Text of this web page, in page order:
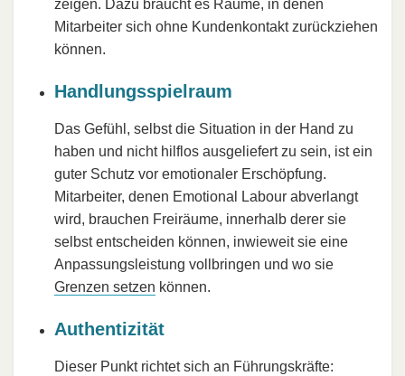
zeigen. Dazu braucht es Räume, in denen
Mitarbeiter sich ohne Kundenkontakt zurückziehen
können.
Handlungsspielraum
Das Gefühl, selbst die Situation in der Hand zu
haben und nicht hilflos ausgeliefert zu sein, ist ein
guter Schutz vor emotionaler Erschöpfung.
Mitarbeiter, denen Emotional Labour abverlangt
wird, brauchen Freiräume, innerhalb derer sie
selbst entscheiden können, inwieweit sie eine
Anpassungsleistung vollbringen und wo sie
Grenzen setzen können.
Authentizität
Dieser Punkt richtet sich an Führungskräfte: